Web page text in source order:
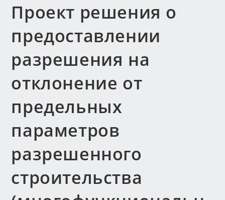
Проект решения о
предоставлении
разрешения на
отклонение от
предельных
параметров
разрешенного
строительства